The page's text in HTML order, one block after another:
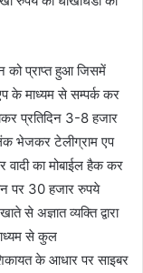
को प्राप्त हुआ जिसमें
के माध्यम से सम्पर्क कर
प्रतिदिन 3-8 हजार
भेजकर टेलीग्राम एप
का मोबाईल हैक कर
पर 30 हजार रुपये
अज्ञात व्यक्ति द्वारा
से कुल
के आधार पर साइबर